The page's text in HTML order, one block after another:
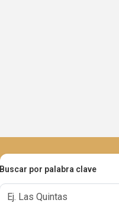
Buscar por palabra clave